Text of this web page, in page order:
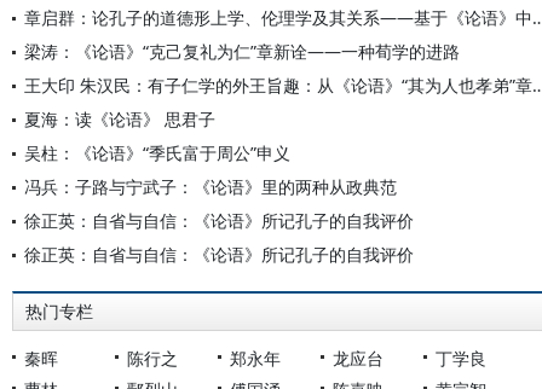
章启群：论孔子的道德形上学、伦
梁涛：《论语》“克己复礼为仁”章新诠——一种荀学的进路
王大印 朱汉民：有子仁学的外王旨
夏海：读《论语》 思君子
吴柱：《论语》“季氏富于周公”申义
冯兵：子路与宁武子：《论语》里的两种从政典范
徐正英：自省与自信：《论语》所记孔子的自我评价
徐正英：自省与自信：《论语》所记孔子的自我评价
热门专栏
秦晖 陈行之 郑永年 龙应台
丁学良